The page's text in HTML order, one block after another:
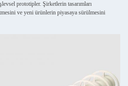
prototipler. Şirketlerin tasarımları
ve yeni ürünlerin piyasaya sürülmesini